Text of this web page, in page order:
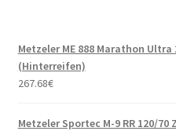
Metzeler ME 888 Marathon Ultra
(Hinterreifen)
267.68€
Metzeler Sportec M-9 RR 120/70